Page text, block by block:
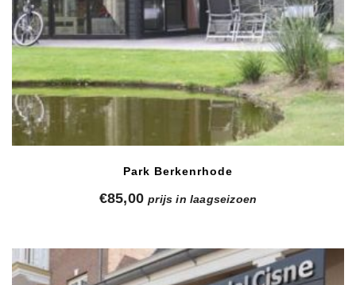
Park Berkenrhode
€85,00 prijs in laagseizoen